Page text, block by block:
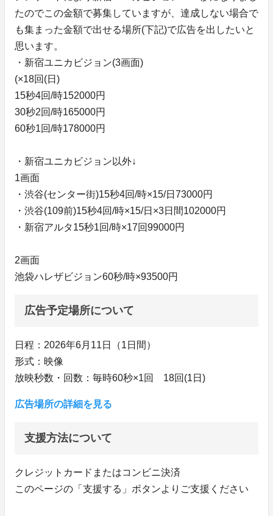
たのでこの金額で募集していますが、達成しない場合で
も集まった金額で出せる場所(下記)で広告を出したいと
思います。
・新宿ユニカビジョン(3画面)
(×18回(日)
15秒4回/時152000円
30秒2回/時165000円
60秒1回/時178000円
・新宿ユニカビジョン以外↓
1画面
・渋谷(センター街)15秒4回/時×15/日73000円
・渋谷(109前)15秒4回/時×15/日×3日間102000円
・新宿アルタ15秒1回/時×17回99000円
2画面
池袋ハレザビジョン60秒/時×93500円
広告予定場所について
日程：2026年6月11日（1日間）
形式：映像
放映秒数・回数：毎時60秒×1回 18回(1日)
広告場所の詳細を見る
支援方法について
クレジットカードまたはコンビニ決済
このページの「支援する」ボタンよりご支援ください